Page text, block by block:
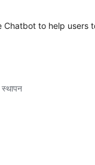
Chatbot to help users